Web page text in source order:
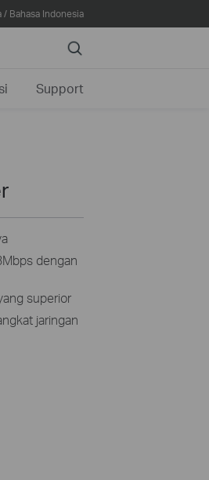
/ Bahasa Indonesia
Search
Support
dengan
superior
jaringan